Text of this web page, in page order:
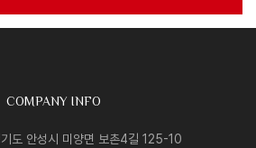
COMPANY INFO
도 안성시 미양면 보촌4길 125-10